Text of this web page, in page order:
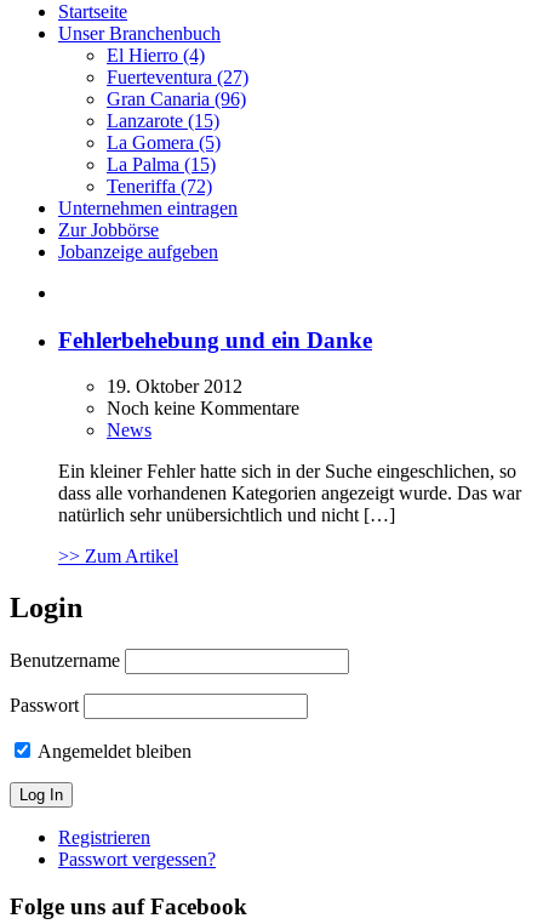
Startseite
Unser Branchenbuch
El Hierro (4)
Fuerteventura (27)
Gran Canaria (96)
Lanzarote (15)
La Gomera (5)
La Palma (15)
Teneriffa (72)
Unternehmen eintragen
Zur Jobbörse
Jobanzeige aufgeben
Fehlerbehebung und ein Danke
19. Oktober 2012
Noch keine Kommentare
News
Ein kleiner Fehler hatte sich in der Suche eingeschlichen, so
dass alle vorhandenen Kategorien angezeigt wurde. Das war
natürlich sehr unübersichtlich und nicht […]
>> Zum Artikel
Login
Benutzername
Passwort
Angemeldet bleiben
Registrieren
Passwort vergessen?
Folge uns auf Facebook